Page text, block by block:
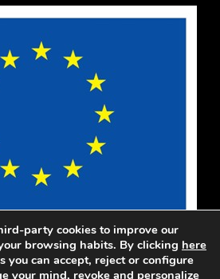
party cookies to improve our
browsing habits. By clicking here
you can accept, reject or configure
your mind, revoke and personalize